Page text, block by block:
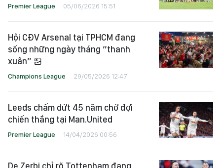
Premier League 05/06/2026 15:51
Hội CĐV Arsenal tại TPHCM đang
sống những ngày tháng “thanh
xuân”
Champions League 29/05/2026 12:47
Leeds chấm dứt 45 năm chờ đợi
chiến thắng tại Man.United
Premier League 14/04/2026 00:56
De Zerbi chỉ rõ Tottenham đang